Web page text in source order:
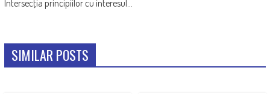
Intersecţia principiilor cu interesul…
SIMILAR POSTS